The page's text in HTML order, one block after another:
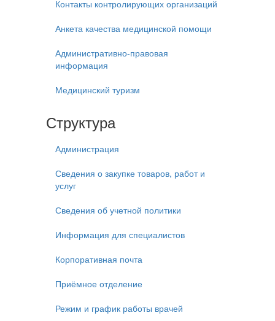
Контакты контролирующих организаций
Анкета качества медицинской помощи
Административно-правовая
информация
Медицинский туризм
Структура
Администрация
Сведения о закупке товаров, работ и
услуг
Сведения об учетной политики
Информация для специалистов
Корпоративная почта
Приёмное отделение
Режим и график работы врачей